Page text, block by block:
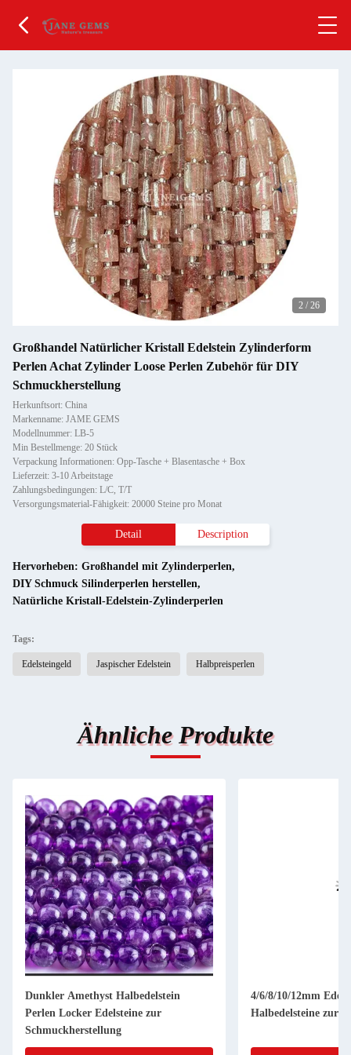
2 / 26
Großhandel Natürlicher Kristall Edelstein Zylinderform
Perlen Achat Zylinder Loose Perlen Zubehör für DIY
Schmuckherstellung
Herkunftsort: China
Markenname: JAME GEMS
Modellnummer: LB-5
Min Bestellmenge: 20 Stück
Verpackung Informationen: Opp-Tasche + Blasentasche + Box
Lieferzeit: 3-10 Arbeitstage
Zahlungsbedingungen: L/C, T/T
Versorgungsmaterial-Fähigkeit: 20000 Steine pro Monat
Detail Description
Hervorheben: Großhandel mit Zylinderperlen,
DIY Schmuck Silinderperlen herstellen,
Natürliche Kristall-Edelstein-Zylinderperlen
Tags:
Edelsteingeld Jaspischer Edelstein Halbpreisperlen
Ähnliche Produkte
Dunkler Amethyst Halbedelstein
Perlen Locker Edelsteine zur
Schmuckherstellung
4/6/8/10/12mm
Halbedelsteine zur